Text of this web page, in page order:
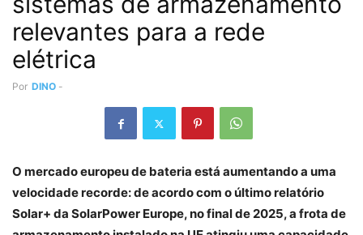
relevantes para a rede
elétrica
Por DINO -
O mercado europeu de bateria está aumentando a uma
velocidade recorde: de acordo com o último relatório
Solar+ da SolarPower Europe, no final de 2025, a frota de